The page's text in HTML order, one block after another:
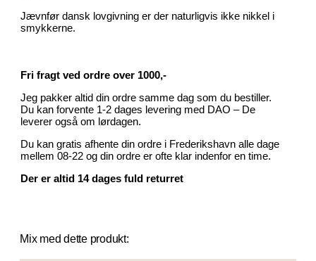
Jævnfør dansk lovgivning er der naturligvis ikke nikkel i
smykkerne.
Fri fragt ved ordre over 1000,-
Jeg pakker altid din ordre samme dag som du bestiller.
Du kan forvente 1-2 dages levering med DAO – De
leverer også om lørdagen.
Du kan gratis afhente din ordre i Frederikshavn alle dage
mellem 08-22 og din ordre er ofte klar indenfor en time.
Der er altid 14 dages fuld returret
Mix med dette produkt: